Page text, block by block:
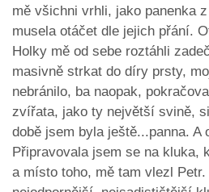
mě všichni vrhli, jako panenka
musela otáčet dle jejich přání.
Holky mě od sebe roztáhli
masivně strkat do díry prsty,
nebránilo, ba naopak,
zvířata, jako ty největší svině,
době jsem byla ještě...panna. A
Připravovala jsem se na kluka,
a místo toho, mě tam vlezl